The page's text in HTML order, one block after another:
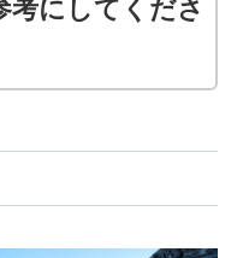
考にしてくださ